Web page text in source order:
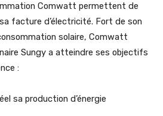
Comwatt permettent de
facture d’électricité. Fort de son
solaire, Comwatt
Sungy a atteindre ses objectifs
:
sa production d’énergie